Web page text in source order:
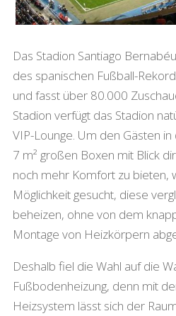
Das Stadion Santiago
des spanischen Fußball-
und fasst über 80.000
Stadion verfügt das Stadion
VIP-Lounge. Um den Gästen
7 m² großen Boxen mit Blick
noch mehr Komfort zu bieten,
Möglichkeit gesucht, diese
beheizen, ohne von dem
Montage von Heizkörpern
Deshalb fiel die Wahl auf die
Fußbodenheizung, denn mit
Heizsystem lässt sich der